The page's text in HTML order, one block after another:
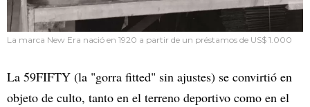
La marca New Era nació en 1920 a partir de un préstamos de US$ 1.000
La 59FIFTY (la "gorra fitted" sin ajustes) se convirtió en
objeto de culto, tanto en el terreno deportivo como en el